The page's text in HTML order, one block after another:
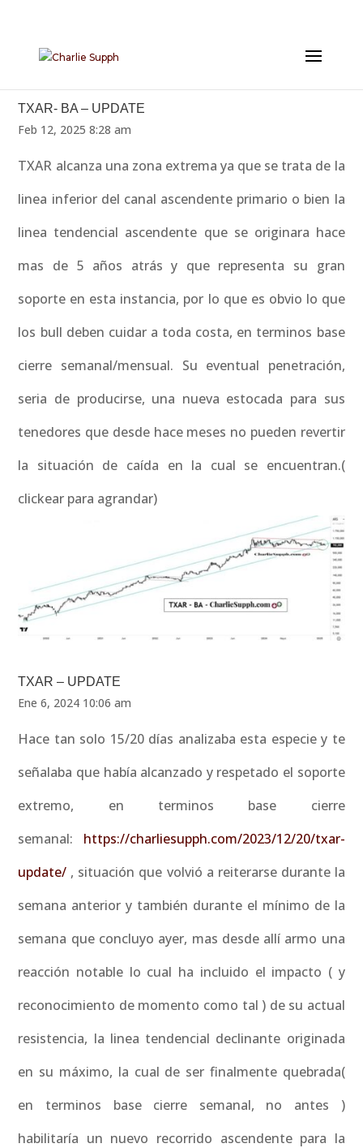
TXAR- BA – UPDATE
Feb 12, 2025 8:28 am
TXAR alcanza una zona extrema ya que se trata de la
linea inferior del canal ascendente primario o bien la
linea tendencial ascendente que se originara hace
mas de 5 años atrás y que representa su gran
soporte en esta instancia, por lo que es obvio lo que
los bull deben cuidar a toda costa, en terminos base
cierre semanal/mensual. Su eventual penetración,
seria de producirse, una nueva estocada para sus
tenedores que desde hace meses no pueden revertir
la situación de caída en la cual se encuentran.(
clickear para agrandar)
TXAR – UPDATE
Ene 6, 2024 10:06 am
Hace tan solo 15/20 días analizaba esta especie y te
señalaba que había alcanzado y respetado el soporte
extremo, en terminos base cierre
semanal: https://charliesupph.com/2023/12/20/txar-
update/ , situación que volvió a reiterarse durante la
semana anterior y también durante el mínimo de la
semana que concluyo ayer, mas desde allí armo una
reacción notable lo cual ha incluido el impacto ( y
reconocimiento de momento como tal ) de su actual
resistencia, la linea tendencial declinante originada
en su máximo, la cual de ser finalmente quebrada(
en terminos base cierre semanal, no antes )
habilitaría un nuevo recorrido ascendente para la